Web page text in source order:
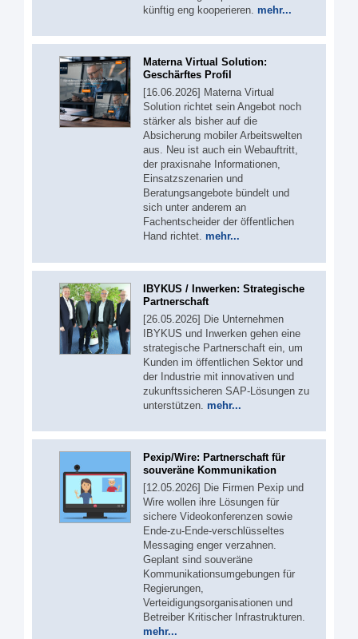
künftig eng kooperieren. mehr...
Materna Virtual Solution:
Geschärftes Profil
[16.06.2026] Materna Virtual
Solution richtet sein Angebot noch
stärker als bisher auf die
Absicherung mobiler Arbeitswelten
aus. Neu ist auch ein Webauftritt,
der praxisnahe Informationen,
Einsatzszenarien und
Beratungsangebote bündelt und
sich unter anderem an
Fachentscheider der öffentlichen
Hand richtet. mehr...
IBYKUS / Inwerken: Strategische
Partnerschaft
[26.05.2026] Die Unternehmen
IBYKUS und Inwerken gehen eine
strategische Partnerschaft ein, um
Kunden im öffentlichen Sektor und
der Industrie mit innovativen und
zukunftssicheren SAP-Lösungen zu
unterstützen. mehr...
Pexip/Wire: Partnerschaft für
souveräne Kommunikation
[12.05.2026] Die Firmen Pexip und
Wire wollen ihre Lösungen für
sichere Videokonferenzen sowie
Ende-zu-Ende-verschlüsseltes
Messaging enger verzahnen.
Geplant sind souveräne
Kommunikationsumgebungen für
Regierungen,
Verteidigungsorganisationen und
Betreiber Kritischer Infrastrukturen.
mehr...